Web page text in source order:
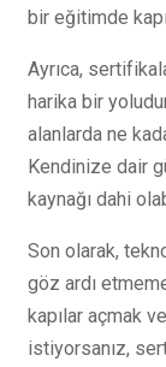
bir eğitimde
Ayrıca,
harika bir
alanlarda ne
Kendinize dair
kaynağı dahi
Son olarak,
göz ardı
kapılar açmak
istiyorsanız,